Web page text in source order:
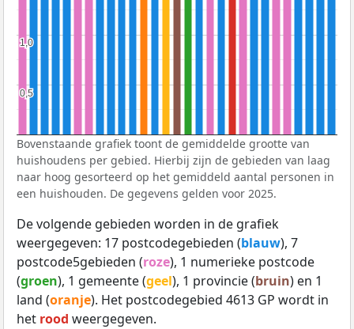
0,5
0,5
1,0
1,0
Bovenstaande grafiek toont de gemiddelde grootte van
huishoudens per gebied. Hierbij zijn de gebieden van laag
naar hoog gesorteerd op het gemiddeld aantal personen in
een huishouden. De gegevens gelden voor 2025.
De volgende gebieden worden in de grafiek
weergegeven: 17 postcodegebieden (blauw), 7
postcode5gebieden (roze), 1 numerieke postcode
(groen), 1 gemeente (geel), 1 provincie (bruin) en 1
land (oranje). Het postcodegebied 4613 GP wordt in
het rood weergegeven.